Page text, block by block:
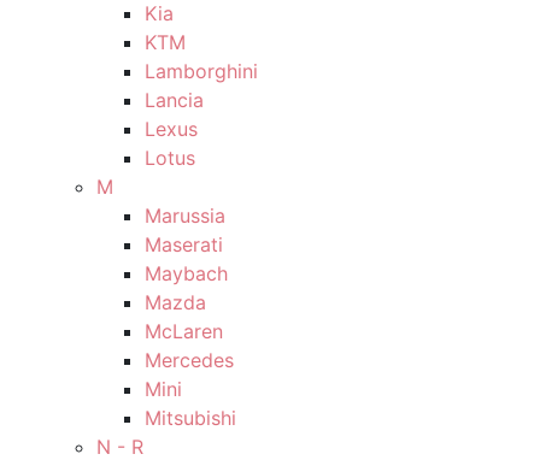
Kia
KTM
Lamborghini
Lancia
Lexus
Lotus
M
Marussia
Maserati
Maybach
Mazda
McLaren
Mercedes
Mini
Mitsubishi
N - R